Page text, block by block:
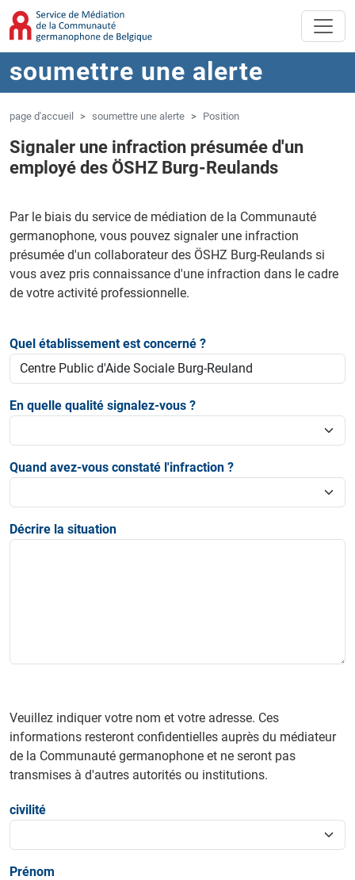
Aller au contenu principal
Sauter à la navigation
soumettre une alerte
page d'accueil soumettre une alerte Position
Signaler une infraction présumée d'un
employé des ÖSHZ Burg-Reulands
Par le biais du service de médiation de la Communauté
germanophone, vous pouvez signaler une infraction
présumée d'un collaborateur des ÖSHZ Burg-Reulands si
vous avez pris connaissance d'une infraction dans le cadre
de votre activité professionnelle.
Quel établissement est concerné ?
En quelle qualité signalez-vous ?
Quand avez-vous constaté l'infraction ?
Décrire la situation
Veuillez indiquer votre nom et votre adresse. Ces
informations resteront confidentielles auprès du médiateur
de la Communauté germanophone et ne seront pas
transmises à d'autres autorités ou institutions.
civilité
Prénom